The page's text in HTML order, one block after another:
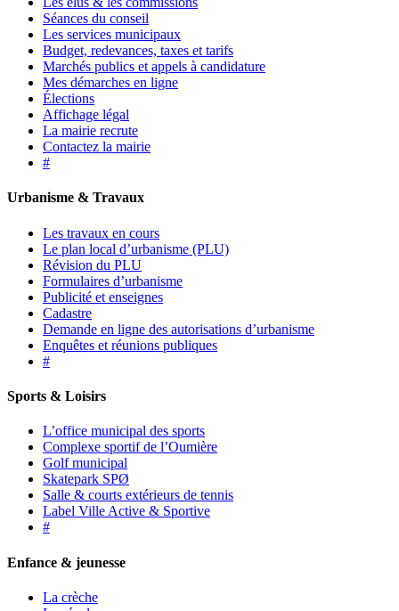
Séances du conseil
Les services municipaux
Budget, redevances, taxes et tarifs
Marchés publics et appels à candidature
Mes démarches en ligne
Élections
Affichage légal
La mairie recrute
Contactez la mairie
#
Urbanisme & Travaux
Les travaux en cours
Le plan local d’urbanisme (PLU)
Révision du PLU
Formulaires d’urbanisme
Publicité et enseignes
Cadastre
Demande en ligne des autorisations d’urbanisme
Enquêtes et réunions publiques
#
Sports & Loisirs
L’office municipal des sports
Complexe sportif de l’Oumière
Golf municipal
Skatepark SPØ
Salle & courts extérieurs de tennis
Label Ville Active & Sportive
#
Enfance & jeunesse
La crèche